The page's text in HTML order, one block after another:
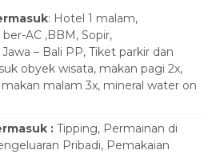
: Hotel 1 malam,
AC ,BBM, Sopir,
– Bali PP, Tiket parkir dan
obyek wisata, makan pagi 2x,
malam 3x, mineral water on
: Tipping, Permainan di
Pribadi, Pemakaian